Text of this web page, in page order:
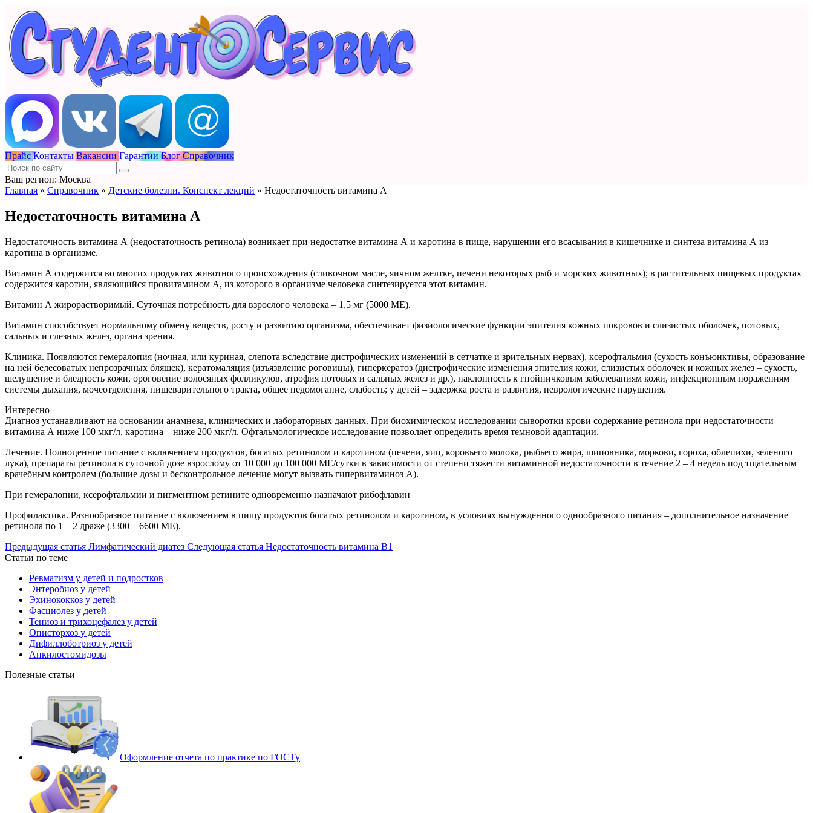
Прайс Контакты Вакансии Гарантии Блог Справочник
Ваш регион: Москва
Главная » Справочник » Детские болезни. Конспект лекций » Недостаточность витамина А
Недостаточность витамина А
Недостаточность витамина А (недостаточность ретинола) возникает при недостатке витамина А и каротина в пище, нарушении его всасывания в кишечнике и синтеза витамина А из
каротина в организме.
Витамин А содержится во многих продуктах животного происхождения (сливочном масле, яичном желтке, печени некоторых рыб и морских животных); в растительных пищевых продуктах
содержится каротин, являющийся провитамином А, из которого в организме человека синтезируется этот витамин.
Витамин А жирорастворимый. Суточная потребность для взрослого человека – 1,5 мг (5000 МЕ).
Витамин способствует нормальному обмену веществ, росту и развитию организма, обеспечивает физиологические функции эпителия кожных покровов и слизистых оболочек, потовых,
сальных и слезных желез, органа зрения.
Клиника. Появляются гемералопия (ночная, или куриная, слепота вследствие дистрофических изменений в сетчатке и зрительных нервах), ксерофтальмия (сухость конъюнктивы, образование
на ней белесоватых непрозрачных бляшек), кератомаляция (изъязвление роговицы), гиперкератоз (дистрофические изменения эпителия кожи, слизистых оболочек и кожных желез – сухость,
шелушение и бледность кожи, ороговение волосяных фолликулов, атрофия потовых и сальных желез и др.), наклонность к гнойничковым заболеваниям кожи, инфекционным поражениям
системы дыхания, мочеотделения, пищеварительного тракта, общее недомогание, слабость; у детей – задержка роста и развития, неврологические нарушения.
Интересно
Диагноз устанавливают на основании анамнеза, клинических и лабораторных данных. При биохимическом исследовании сыворотки крови содержание ретинола при недостаточности
витамина А ниже 100 мкг/л, каротина – ниже 200 мкг/л. Офтальмологическое исследование позволяет определить время темновой адаптации.
Лечение. Полноценное питание с включением продуктов, богатых ретинолом и каротином (печени, яиц, коровьего молока, рыбьего жира, шиповника, моркови, гороха, облепихи, зеленого
лука), препараты ретинола в суточной дозе взрослому от 10 000 до 100 000 МЕ/сутки в зависимости от степени тяжести витаминной недостаточности в течение 2 – 4 недель под тщательным
врачебным контролем (большие дозы и бесконтрольное лечение могут вызвать гипервитаминоз А).
При гемералопии, ксерофтальмии и пигментном ретините одновременно назначают рибофлавин
Профилактика. Разнообразное питание с включением в пищу продуктов богатых ретинолом и каротином, в условиях вынужденного однообразного питания – дополнительное назначение
ретинола по 1 – 2 драже (3300 – 6600 МЕ).
Предыдущая статья Лимфатический диатез Следующая статья Недостаточность витамина В1
Статьи по теме
Ревматизм у детей и подростков
Энтеробиоз у детей
Эхинококкоз у детей
Фасциолез у детей
Тениоз и трихоцефалез у детей
Описторхоз у детей
Дифиллоботриоз у детей
Анкилостомидозы
Полезные статьи
Оформление отчета по практике по ГОСТу